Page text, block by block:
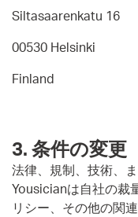
Siltasaarenkatu 16
00530 Helsinki
Finland
3. 条件の変更
法律、規制、技術、
Yousicianは自社の裁
リシー、その他の関